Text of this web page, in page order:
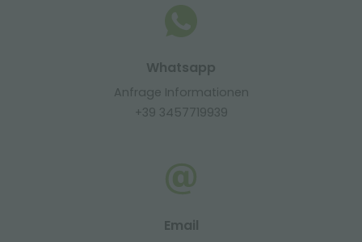
Whatsapp
Anfrage Informationen
+39 3457719939
Email